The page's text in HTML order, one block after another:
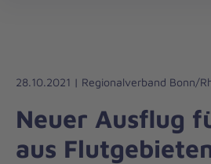
Liebe
Leben
28.10.2021 | Regionalverband Bonn/
Neuer Ausflug
aus